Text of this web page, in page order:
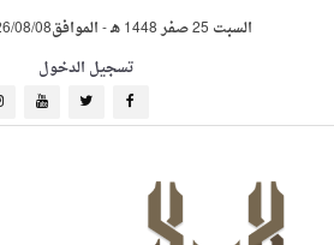
السبت 25 صفر 1448 هـ -الموافق2026/08/08م
تسجيل الدخول